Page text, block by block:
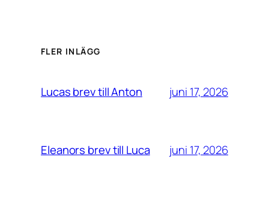
FLER INLÄGG
Lucas brev till Anton juni 17, 2026
Eleanors brev till Luca juni 17, 2026